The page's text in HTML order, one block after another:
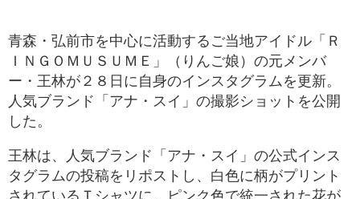
青森・弘前市を中心に活動するご当地アイドル「Ｒ
ＩＮＧＯＭＵＳＵＭＥ」（りんご娘）の元メンバ
ー・王林が２８日に自身のインスタグラムを更新。
人気ブランド「アナ・スイ」の撮影ショットを公開
した。
王林は、人気ブランド「アナ・スイ」の公式インス
タグラムの投稿をリポストし、白色に柄がプリント
されているＴシャツに、ピンク色で統一された花が